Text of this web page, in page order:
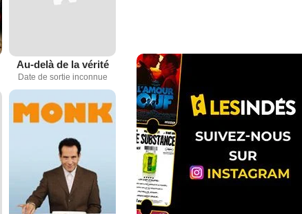
Au-delà de la vérité
Date de sortie inconnue